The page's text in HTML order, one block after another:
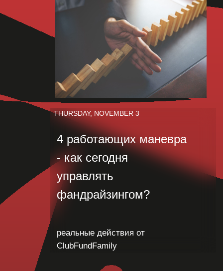
THURSDAY, NOVEMBER 3
4 работающих маневра
- как сегодня
управлять
фандрайзингом?
реальные действия от
ClubFundFamily